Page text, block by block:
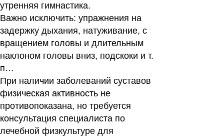
утренняя гимнастика.
Важно исключить: упражнения на
задержку дыхания, натуживание, с
вращением головы и длительным
наклоном головы вниз, подскоки и т.
п…
При наличии заболеваний суставов
физическая активность не
противопоказана, но требуется
консультация специалиста по
лечебной физкультуре для